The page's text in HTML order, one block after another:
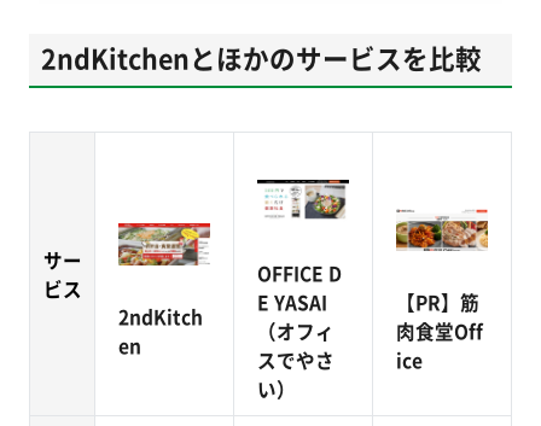
2ndKitchenとほかのサービスを比較
サー
ビス
2ndKitch
en
OFFICE D
E YASAI
（オフィ
スでやさ
い）
【PR】筋
肉食堂Off
ice